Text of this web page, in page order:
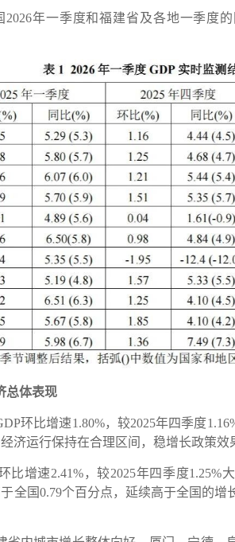
2026年一季度和福建省及各地一季度
总体表现
环比增速1.80%，较2025年四季度
济运行保持在合理区间，稳增长政策效
比增速2.41%，较2025年四季度1.25%
全国0.79个百分点，延续高于全国的增